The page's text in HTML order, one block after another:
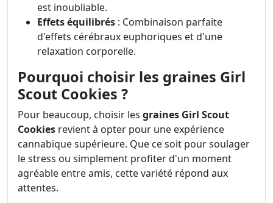
est inoubliable.
Effets équilibrés : Combinaison parfaite
d'effets cérébraux euphoriques et d'une
relaxation corporelle.
Pourquoi choisir les graines Girl
Scout Cookies ?
Pour beaucoup, choisir les graines Girl Scout
Cookies revient à opter pour une expérience
cannabique supérieure. Que ce soit pour soulager
le stress ou simplement profiter d'un moment
agréable entre amis, cette variété répond aux
attentes.